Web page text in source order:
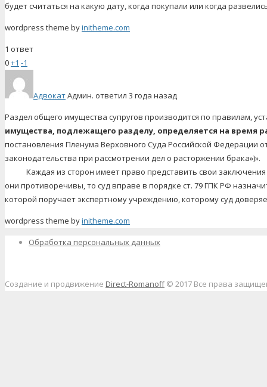
будет считаться на какую дату, когда покупали или когда
wordpress theme byinitheme.com
1 ответ
0+1 -1
АдвокатАдмин. ответил 3 года назад
Раздел общего имущества супругов производится по правилам,
имущества, подлежащего разделу, определяется на время
постановления Пленума Верховного Суда Российской Федерации
законодательства при рассмотрении дел о расторжении брака»)».
Каждая из сторон имеет право представить свои заключения
они противоречивы, то суд вправе в порядке ст. 79 ГПК РФ
которой поручает экспертному учреждению, которому суд
wordpress theme byinitheme.com
Обработка персональных данных
Создание и продвижение Direct-Romanoff© 2017 Все права